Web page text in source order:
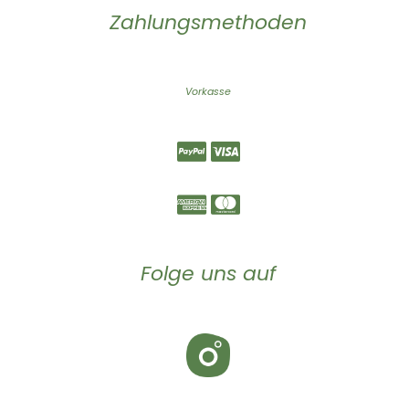
Zahlungsmethoden
Vorkasse
Folge uns auf